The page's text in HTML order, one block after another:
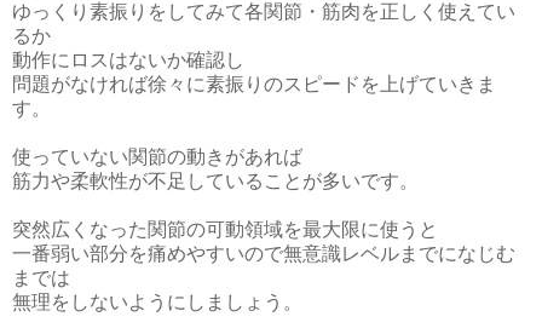
ゆっくり素振りをしてみて各関節・筋肉を正しく使えてい
るか
動作にロスはないか確認し
問題がなければ徐々に素振りのスピードを上げていきま
す。
使っていない関節の動きがあれば
筋力や柔軟性が不足していることが多いです。
突然広くなった関節の可動領域を最大限に使うと
一番弱い部分を痛めやすいので無意識レベルまでになじむ
までは
無理をしないようにしましょう。